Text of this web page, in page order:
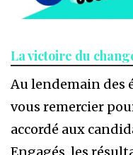
La victoire du
Au lendemain des
vous remercier
accordé aux
Engagés, les